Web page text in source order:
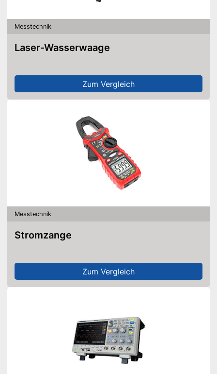
Messtechnik
Laser-Wasserwaage
Zum Vergleich
Messtechnik
Stromzange
Zum Vergleich